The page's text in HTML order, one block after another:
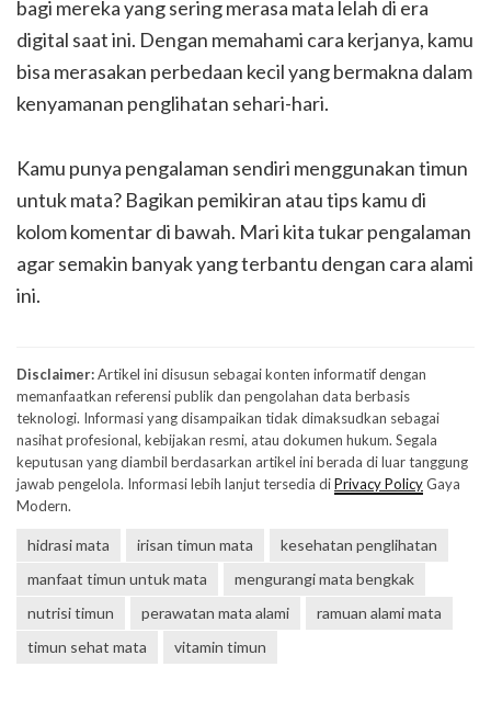
bagi mereka yang sering merasa mata lelah di era
digital saat ini. Dengan memahami cara kerjanya, kamu
bisa merasakan perbedaan kecil yang bermakna dalam
kenyamanan penglihatan sehari-hari.
Kamu punya pengalaman sendiri menggunakan timun
untuk mata? Bagikan pemikiran atau tips kamu di
kolom komentar di bawah. Mari kita tukar pengalaman
agar semakin banyak yang terbantu dengan cara alami
ini.
Disclaimer:Artikel ini disusun sebagai konten informatif dengan
memanfaatkan referensi publik dan pengolahan data berbasis
teknologi. Informasi yang disampaikan tidak dimaksudkan sebagai
nasihat profesional, kebijakan resmi, atau dokumen hukum. Segala
keputusan yang diambil berdasarkan artikel ini berada di luar tanggung
jawab pengelola. Informasi lebih lanjut tersedia diPrivacy PolicyGaya
Modern.
hidrasi mata irisan timun mata
kesehatan penglihatan
manfaat timun untuk mata
mengurangi mata bengkak
nutrisi timun
perawatan mata alami
ramuan alami mata
timun sehat mata
vitamin timun